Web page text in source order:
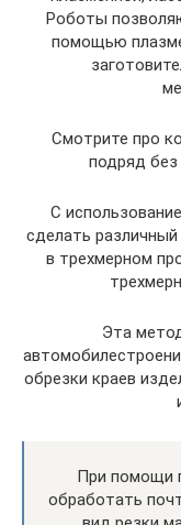
Роботы
помощью
Смотрите про
подряд
С
сделать
в трехмерном
Эта
обрезки краев
При помощи
обработать